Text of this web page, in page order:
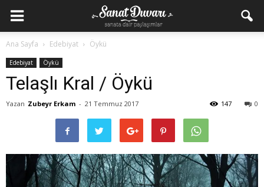
Ana Sayfa Edebiyat Öykü
Edebiyat Öykü
Telaşlı Kral / Öykü
Yazan Zubeyr Erkam - 21 Temmuz 2017 0
147